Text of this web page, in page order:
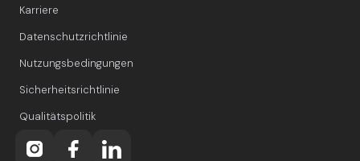
Karriere
Datenschutzrichtlinie
Nutzungsbedingungen
Sicherheitsrichtlinie
Qualitätspolitik